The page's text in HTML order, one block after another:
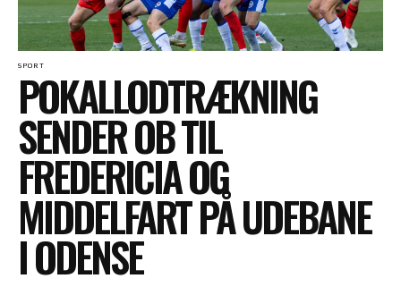
SPORT
POKALLODTRÆKNING
SENDER OB TIL
FREDERICIA OG
MIDDELFART PÅ UDEBANE
I ODENSE